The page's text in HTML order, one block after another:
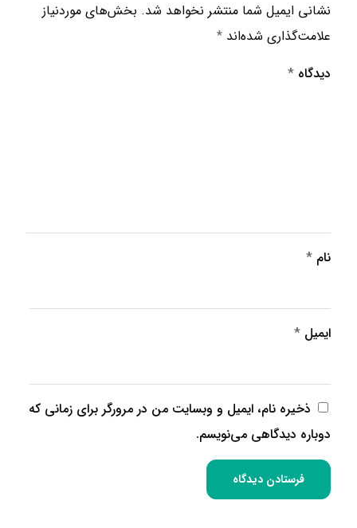
نشانی ایمیل شما منتشر نخواهد شد. بخش‌های موردنیاز
علامت‌گذاری شده‌اند *
دیدگاه *
نام *
ایمیل *
ذخیره نام، ایمیل و وبسایت من در مرورگر برای زمانی که
دوباره دیدگاهی می‌نویسم.